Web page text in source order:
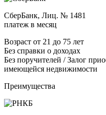
СберБанк, Лиц. № 1481
платеж в месяц
Возраст от 21 до 75 лет
Без справки о доходах
Без поручителей / Залог
имеющейся недвижимости
Преимущества